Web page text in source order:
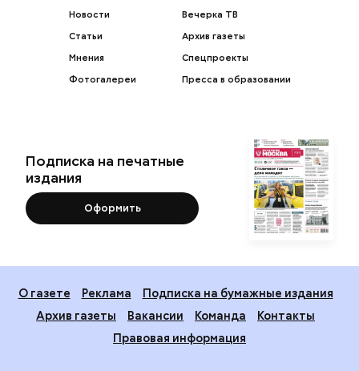
Новости
Статьи
Мнения
Фотогалереи
Вечерка ТВ
Архив газеты
Спецпроекты
Пресса в образовании
Подписка на печатные
издания
Оформить
О газете Реклама
Подписка на бумажные издания
Архив газеты
Вакансии Команда
Контакты
Правовая информация